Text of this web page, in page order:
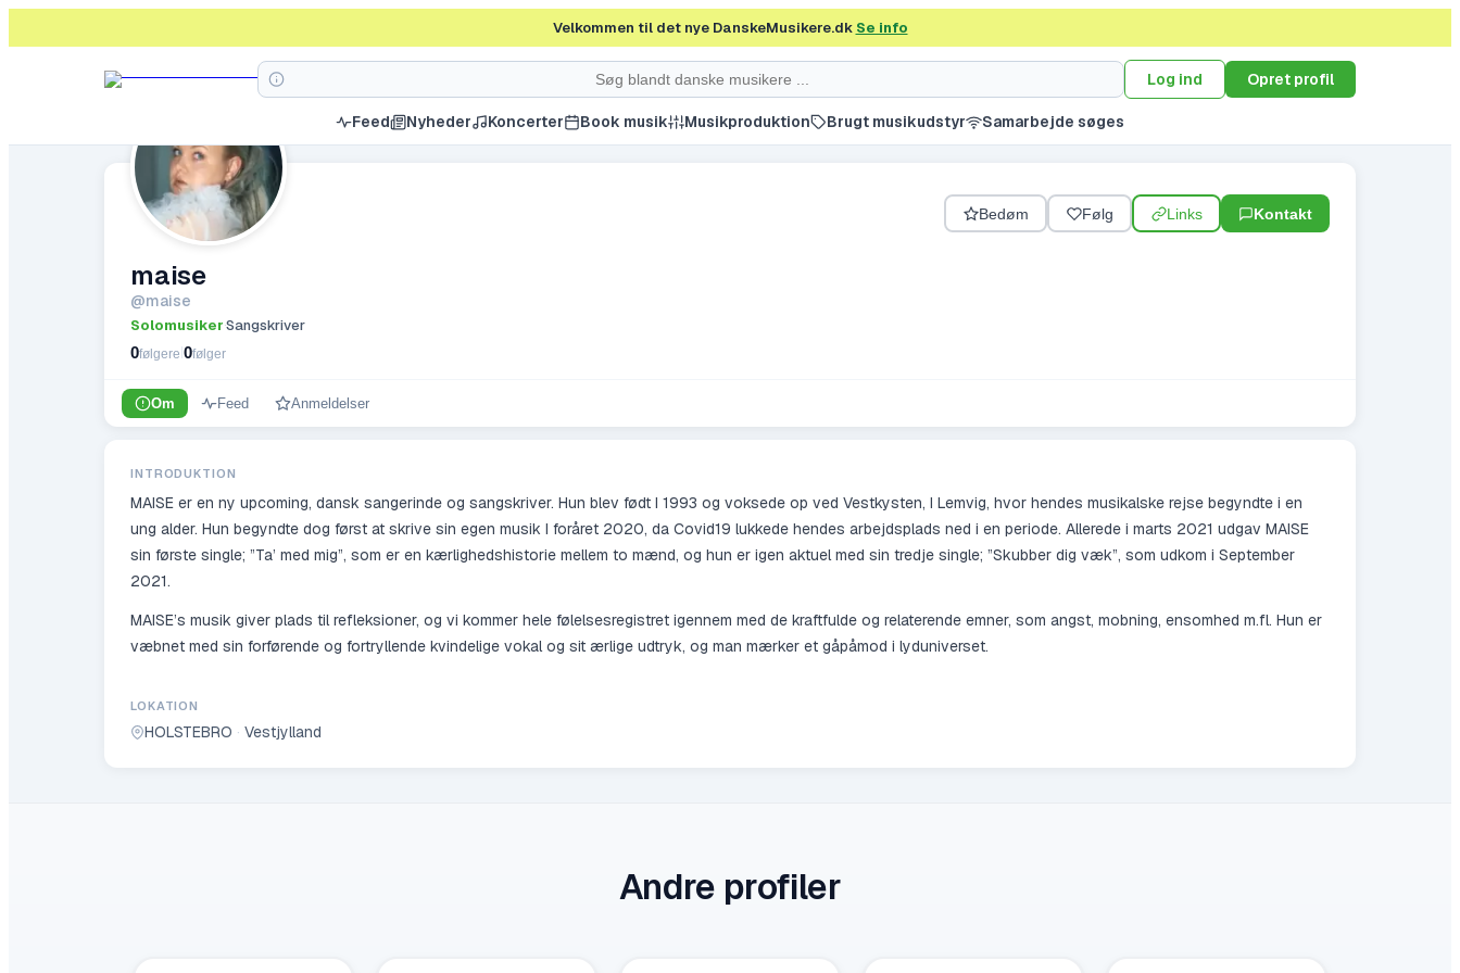
Velkommen til det nye DanskeMusikere.dk Se info
Log ind Opret profil
Feed Nyheder Koncerter Book musik Musikproduktion Brugt musikudstyr Samarbejde søges
Bedøm Følg Links Kontakt
maise
@maise
Solomusiker·Sangskriver
0følgere 0følger
Om Feed Anmeldelser
INTRODUKTION
MAISE er en ny upcoming, dansk sangerinde og sangskriver. Hun blev født I 1993 og voksede op ved Vestkysten, I Lemvig, hvor hendes musikalske rejse begyndte i en
ung alder. Hun begyndte dog først at skrive sin egen musik I foråret 2020, da Covid19 lukkede hendes arbejdsplads ned i en periode. Allerede i marts 2021 udgav MAISE
sin første single; ”Ta’ med mig”, som er en kærlighedshistorie mellem to mænd, og hun er igen aktuel med sin tredje single; ”Skubber dig væk”, som udkom i September
2021.
MAISE’s musik giver plads til refleksioner, og vi kommer hele følelsesregistret igennem med de kraftfulde og relaterende emner, som angst, mobning, ensomhed m.fl. Hun er
væbnet med sin forførende og fortryllende kvindelige vokal og sit ærlige udtryk, og man mærker et gåpåmod i lyduniverset.
LOKATION
HOLSTEBRO · Vestjylland
Andre profiler